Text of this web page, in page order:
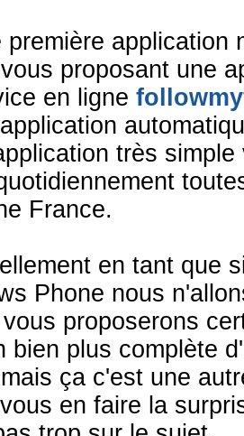
première application
proposant une
en ligne
très
France.
en tant que
Phone nous
vous proposerons
bien plus complète
ça c'est une
en faire la